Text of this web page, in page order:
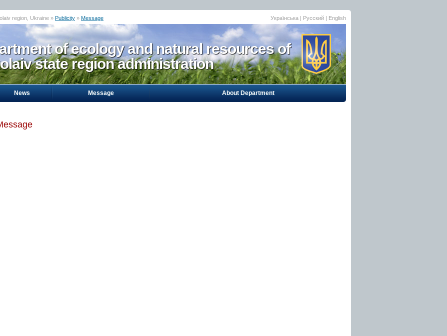
region, Ukraine » Publicity » Message Українська | Русский | English
of ecology and natural resources of
state region administration
News Message About Department